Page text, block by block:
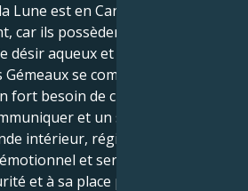
Lune est en Cancer forment un
car ils possèdent une
désir aqueux et d'esprit aérien.
se compose de trois
fort besoin de changement, la
et un sens aigu de la
intérieur, régi par une Lune
et sensible. Il a besoin
et à sa place pour